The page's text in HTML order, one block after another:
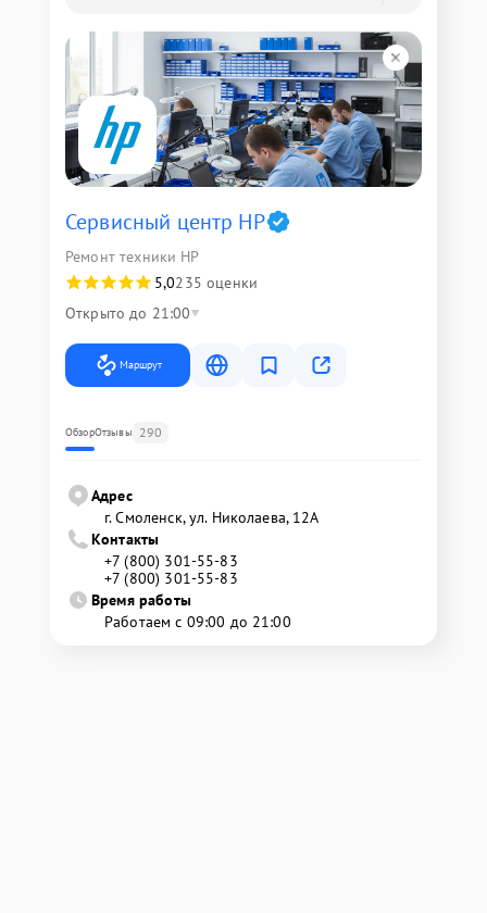
Сервисный центр HP
Ремонт техники HP
5,0235 оценки
Открыто до 21:00
Маршрут
ОбзорОтзывы 290
Адрес
г. Смоленск, ул. Николаева, 12А
Контакты
+7 (800) 301-55-83
+7 (800) 301-55-83
Время работы
Работаем с 09:00 до 21:00